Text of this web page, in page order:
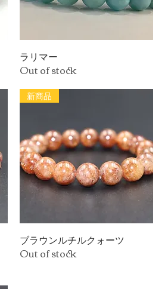
ラリマー
Out of stock
Quick View
新商品
ブラウンルチルクォーツ
Out of stock